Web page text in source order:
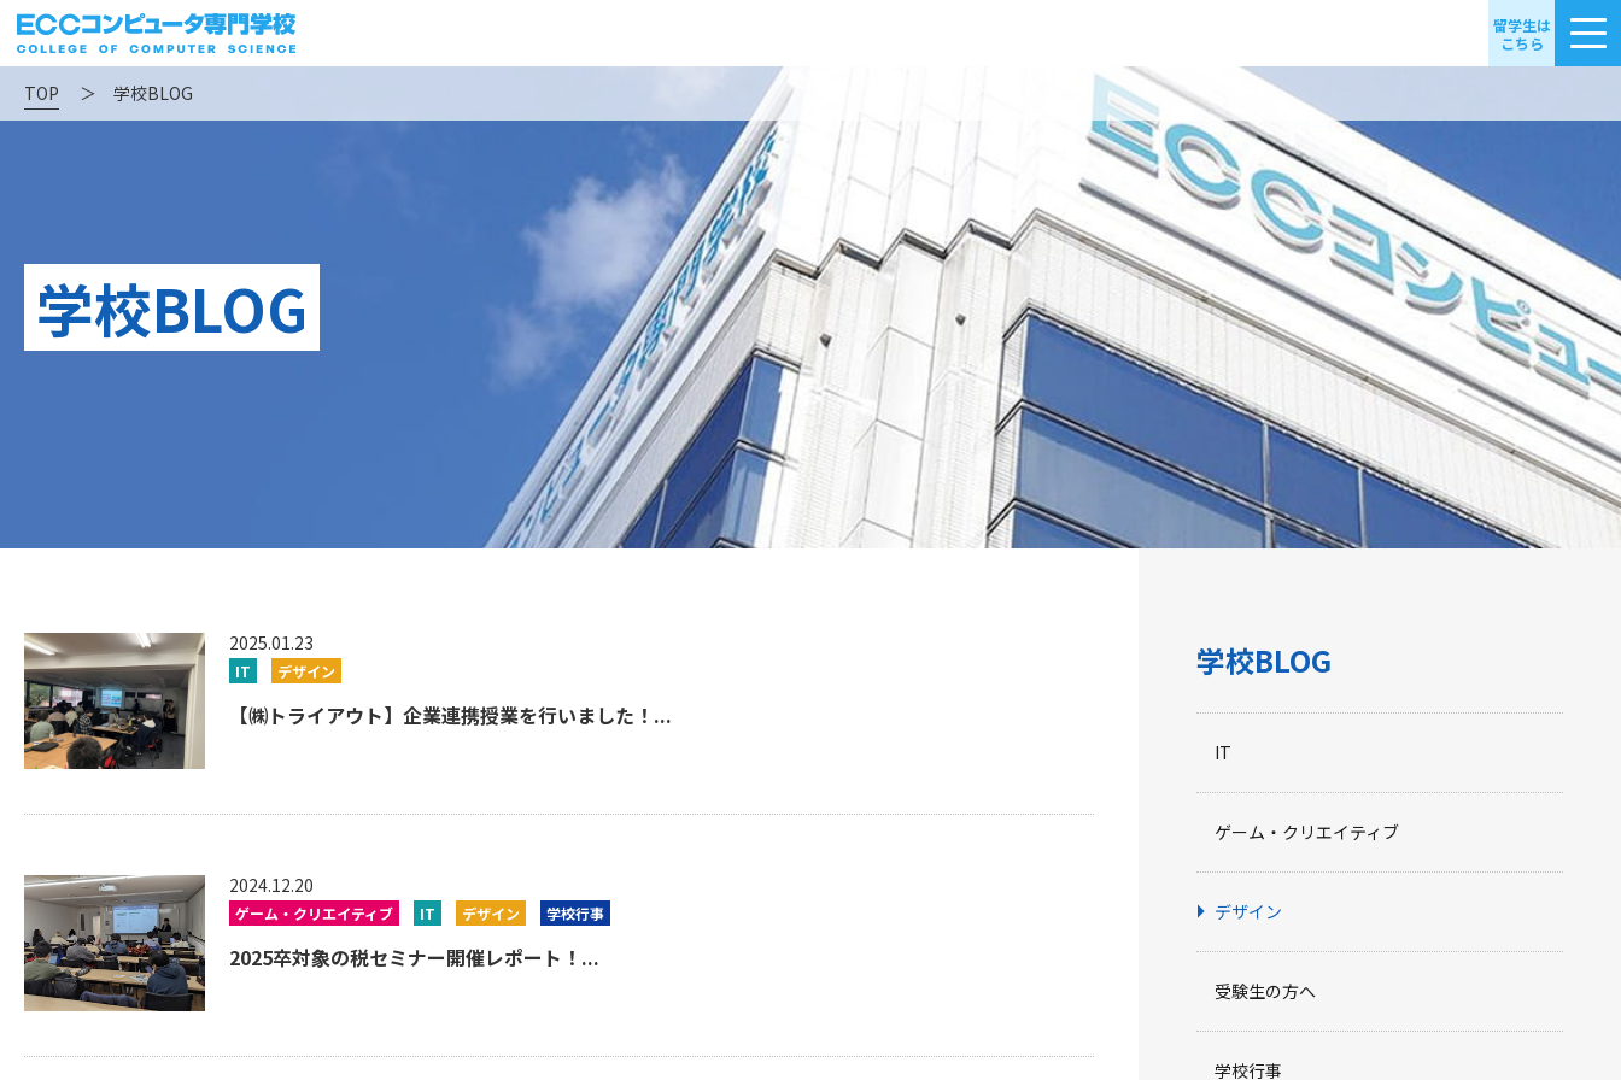
留学生は
こちら
TOP ＞ 学校BLOG
学校BLOG
2025.01.23
IT デザイン
【㈱トライアウト】企業連携授業を行いました！...
2024.12.20
ゲーム・クリエイティブ IT デザイン 学校行事
2025卒対象の税セミナー開催レポート！...
学校BLOG
IT
ゲーム・クリエイティブ
デザイン
受験生の方へ
学校行事